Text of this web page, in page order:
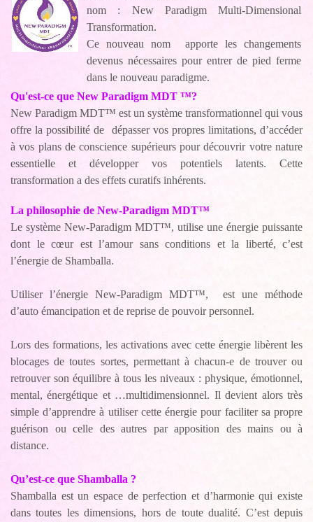
nom : New Paradigm Multi-Dimensional
Transformation.
Ce nouveau nom apporte les changements
devenus nécessaires pour entrer de pied ferme
dans le nouveau paradigme.
Qu'est-ce que New Paradigm MDT ™?
New Paradigm MDT™ est un système transformationnel qui vous
offre la possibilité de dépasser vos propres limitations, d’accéder
à vos plans de conscience supérieurs pour découvrir votre nature
essentielle et développer vos potentiels latents. Cette
transformation a des effets curatifs inhérents.
La philosophie de New-Paradigm MDT™
Le système New-Paradigm MDT™, utilise une énergie puissante
dont le cœur est l’amour sans conditions et la liberté, c’est
l’énergie de Shamballa.
Utiliser l’énergie New-Paradigm MDT™,
est une méthode
d’auto émancipation et de reprise de pouvoir personnel.
Lors des formations, les activations avec cette énergie libèrent les
blocages de toutes sortes, permettant à chacun-e de trouver ou
retrouver son équilibre à tous les niveaux : physique, émotionnel,
mental, énergétique et …multidimensionnel. Il devient alors très
simple d’apprendre à utiliser cette énergie pour faciliter sa propre
guérison ou celle des autres par apposition des mains ou à
distance.
Qu’est-ce que Shamballa ?
Shamballa est un espace de perfection et d’harmonie qui existe
dans toutes les dimensions, hors de toute dualité. C’est depuis